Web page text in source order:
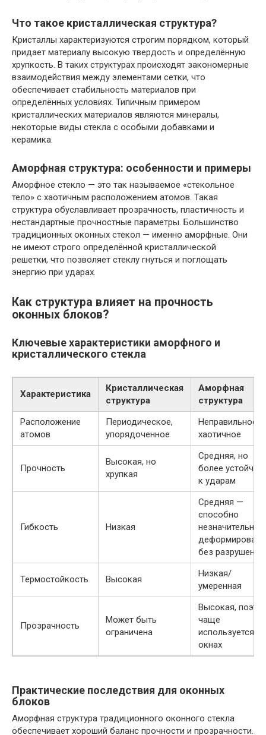
Что такое кристаллическая структура?
Кристаллы характеризуются строгим порядком, который
придает материалу высокую твердость и определённую
хрупкость. В таких структурах происходят закономерные
взаимодействия между элементами сетки, что
обеспечивает стабильность материалов при
определённых условиях. Типичным примером
кристаллических материалов являются минералы,
некоторые виды стекла с особыми добавками и
керамика.
Аморфная структура: особенности и примеры
Аморфное стекло — это так называемое «стекольное
тело» с хаотичным расположением атомов. Такая
структура обуславливает прозрачность, пластичность и
нестандартные прочностные параметры. Большинство
традиционных оконных стекол — именно аморфные. Они
не имеют строго определённой кристаллической
решетки, что позволяет стеклу гнуться и поглощать
энергию при ударах.
Как структура влияет на прочность
оконных блоков?
Ключевые характеристики аморфного и
кристаллического стекла
Характеристика
Кристаллическая
структура
Аморфная
структура
Расположение
атомов
Периодическое,
упорядоченное
Неправильное,
хаотичное
Прочность
Высокая, но
хрупкая
Средняя, но
более
к ударам
Гибкость Низкая
Средняя —
способно
незначительно
без разрушения
Термостойкость Высокая
Низкая/
умеренная
Прозрачность
Может быть
ограничена
Высокая,
чаще
используется в
окнах
Практические последствия для оконных
блоков
Аморфная структура традиционного оконного стекла
обеспечивает хороший баланс прочности и прозрачности.